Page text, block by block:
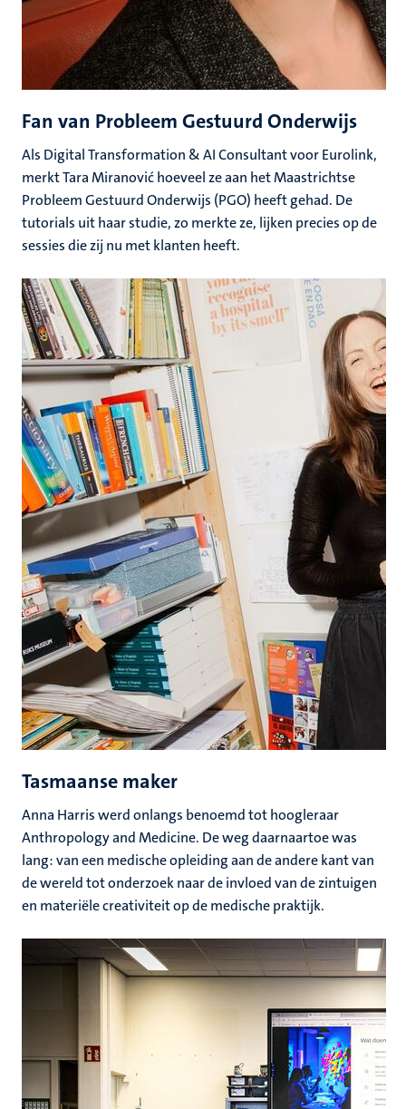
Fan van Probleem Gestuurd Onderwijs
Als Digital Transformation & AI Consultant voor Eurolink,
merkt Tara Miranović hoeveel ze aan het Maastrichtse
Probleem Gestuurd Onderwijs (PGO) heeft gehad. De
tutorials uit haar studie, zo merkte ze, lijken precies op de
sessies die zij nu met klanten heeft.
Tasmaanse maker
Anna Harris werd onlangs benoemd tot hoogleraar
Anthropology and Medicine. De weg daarnaartoe was
lang: van een medische opleiding aan de andere kant van
de wereld tot onderzoek naar de invloed van de zintuigen
en materiële creativiteit op de medische praktijk.